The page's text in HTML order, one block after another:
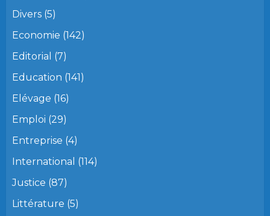
Divers (5)
Economie (142)
Editorial (7)
Education (141)
Elévage (16)
Emploi (29)
Entreprise (4)
International (114)
Justice (87)
Littérature (5)